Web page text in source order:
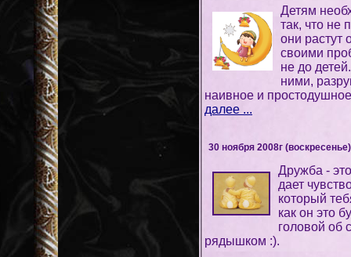
Детям
так, что не
они растут
своими
не до
ними,
наивное и простодушное
далее ...
30 ноября 2008г (воскресенье)
Дружба -
дает
который
как он это
головой об
рядышком :).